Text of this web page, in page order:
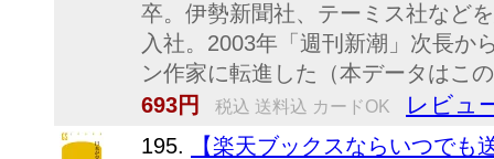
卒。伊勢新聞社、テーミス社など
入社。2003年「週刊新潮」次長か
ン作家に転進した（本データはこ
693円
税込 送料込 カードOK レビュ
195.
【楽天ブックスならいつで